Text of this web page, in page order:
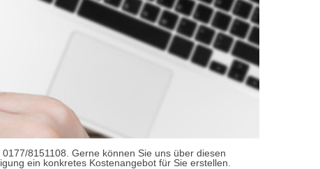
8151108. Gerne können Sie uns über diesen
ein konkretes Kostenangebot für Sie erstellen.